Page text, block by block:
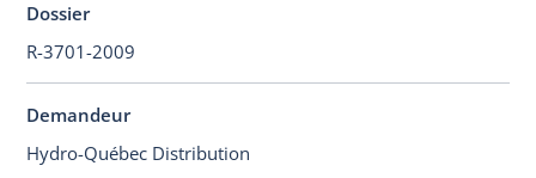
Dossier
R-3701-2009
Demandeur
Hydro-Québec Distribution